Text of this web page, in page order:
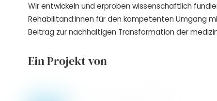
Wir entwickeln und erproben wissenschaftlich
Rehabilitand:innen für den kompetenten Umgang
Beitrag zur nachhaltigen Transformation der
Ein Projekt von